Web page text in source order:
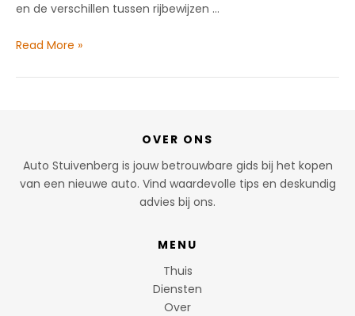
en de verschillen tussen rijbewijzen …
Waarom
aanhangerrijbewijs
Read More »
OVER ONS
Auto Stuivenberg is jouw betrouwbare gids bij het kopen
van een nieuwe auto. Vind waardevolle tips en deskundig
advies bij ons.
MENU
Thuis
Diensten
Over